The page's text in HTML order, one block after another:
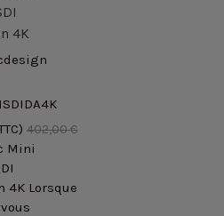
4K
402,00 €
Mini
4K Lorsque